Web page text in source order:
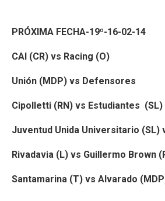
PRÓXIMA FECHA-19º-16-02-14
CAI (CR) vs Racing (O)
Unión (MDP) vs Defensores
Cipolletti (RN) vs Estudiantes (SL)
Juventud Unida Universitario (SL)
Rivadavia (L) vs Guillermo Brown
Santamarina (T) vs Alvarado